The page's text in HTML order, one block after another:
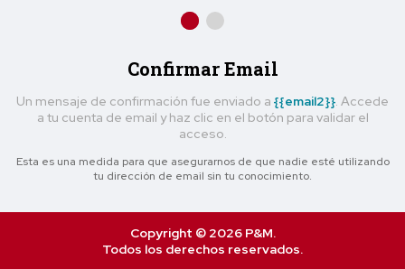
Confirmar Email
Un mensaje de confirmación fue enviado a {{email2}}. Accede
a tu cuenta de email y haz clic en el botón para validar el
acceso.
Esta es una medida para que asegurarnos de que nadie esté utilizando
tu dirección de email sin tu conocimiento.
Copyright © 2026 P&M.
Todos los derechos reservados.